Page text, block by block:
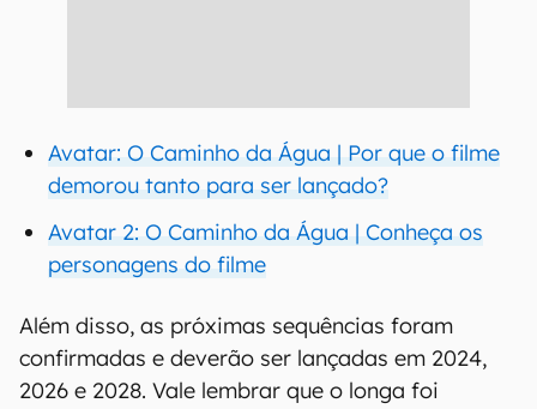
Avatar: O Caminho da Água | Por que o filme
demorou tanto para ser lançado?
Avatar 2: O Caminho da Água | Conheça os
personagens do filme
Além disso, as próximas sequências foram
confirmadas e deverão ser lançadas em 2024,
2026 e 2028. Vale lembrar que o longa foi